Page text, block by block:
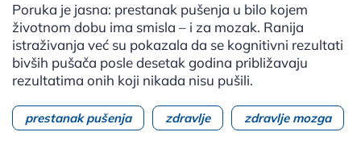
Poruka je jasna: prestanak pušenja u bilo kojem
životnom dobu ima smisla – i za mozak. Ranija
istraživanja već su pokazala da se kognitivni rezultati
bivših pušača posle desetak godina približavaju
rezultatima onih koji nikada nisu pušili.
prestanak pušenja zdravlje zdravlje mozga